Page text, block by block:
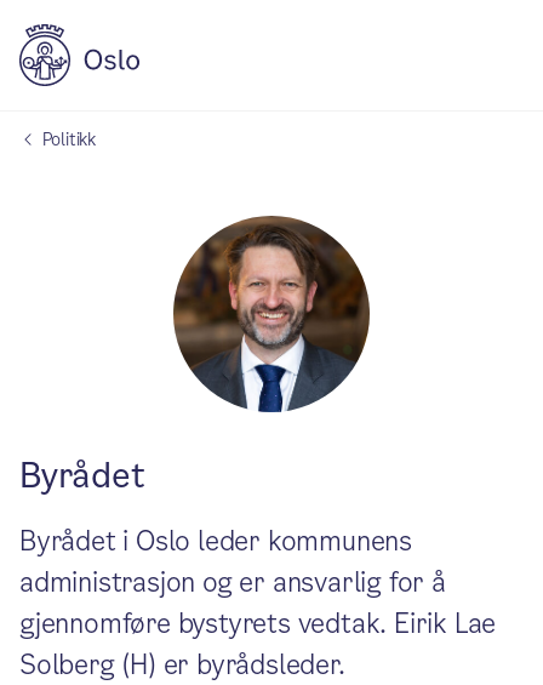
Politikk
Byrådet
Byrådet i Oslo leder kommunens
administrasjon og er ansvarlig for å
gjennomføre bystyrets vedtak. Eirik Lae
Solberg (H) er byrådsleder.